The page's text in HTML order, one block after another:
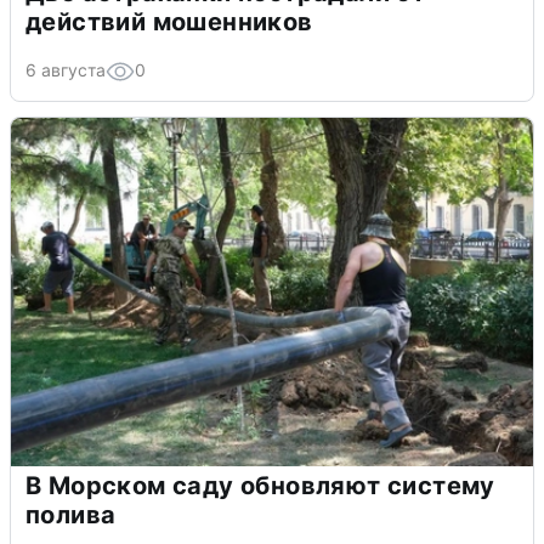
действий мошенников
6 августа 0
В Морском саду обновляют систему
полива